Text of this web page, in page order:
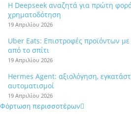
Η Deepseek αναζητά για πρώτη
χρηματοδότηση
19 Απριλίου 2026
Uber Eats: Επιστροφές προϊόντων με
από το σπίτι
19 Απριλίου 2026
Hermes Agent: αξιολόγηση,
αυτοματισμοί
19 Απριλίου 2026
Φόρτωση περισσοτέρων